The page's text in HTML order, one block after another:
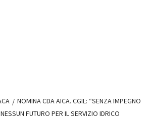
NOMINA CDA AICA. CGIL: “SENZA IMPEGNO
FUTURO PER IL SERVIZIO IDRICO